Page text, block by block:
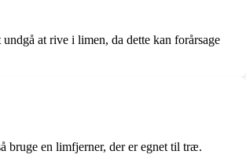
at rive i limen, da dette kan forårsage
bruge en limfjerner, der er egnet til træ.